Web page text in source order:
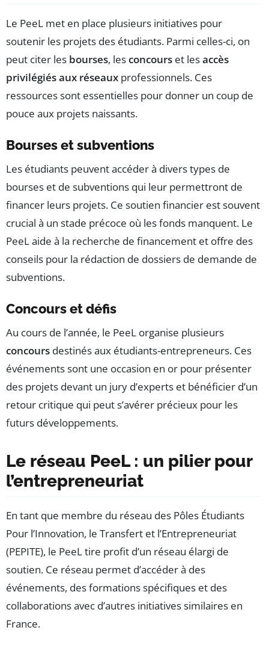
Le PeeL met en place plusieurs initiatives pour
soutenir les projets des étudiants. Parmi celles-ci, on
peut citer les bourses, lesconcours et lesaccès
privilégiés aux réseaux professionnels. Ces
ressources sont essentielles pour donner un coup de
pouce aux projets naissants.
Bourses et subventions
Les étudiants peuvent accéder à divers types de
bourses et de subventions qui leur permettront de
financer leurs projets. Ce soutien financier est souvent
crucial à un stade précoce où les fonds manquent. Le
PeeL aide à la recherche de financement et offre des
conseils pour la rédaction de dossiers de demande de
subventions.
Concours et défis
Au cours de l’année, le PeeL organise plusieurs
concours destinés aux étudiants-entrepreneurs. Ces
événements sont une occasion en or pour présenter
des projets devant un jury d’experts et bénéficier d’un
retour critique qui peut s’avérer précieux pour les
futurs développements.
Le réseau PeeL : un pilier pour
l’entrepreneuriat
En tant que membre du réseau des Pôles Étudiants
Pour l’Innovation, le Transfert et l’Entrepreneuriat
(PEPITE), le PeeL tire profit d’un réseau élargi de
soutien. Ce réseau permet d’accéder à des
événements, des formations spécifiques et des
collaborations avec d’autres initiatives similaires en
France.